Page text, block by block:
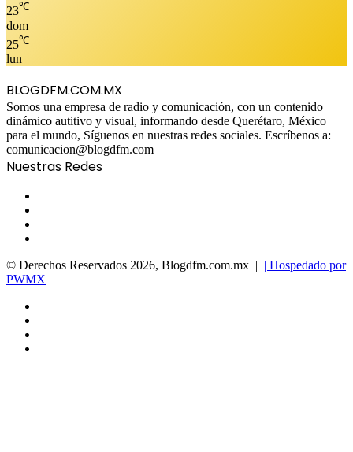
23℃
dom
25℃
lun
BLOGDFM.COM.MX
Somos una empresa de radio y comunicación, con un contenido
dinámico autitivo y visual, informando desde Querétaro, México
para el mundo, Síguenos en nuestras redes sociales. Escríbenos a:
comunicacion@blogdfm.com
Nuestras Redes
© Derechos Reservados 2026, Blogdfm.com.mx | | Hospedado por
PWMX